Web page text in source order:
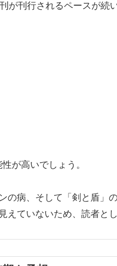
が刊行されるペースが
が高いでしょう。
の病、そして「剣と盾」
ていないため、読者と